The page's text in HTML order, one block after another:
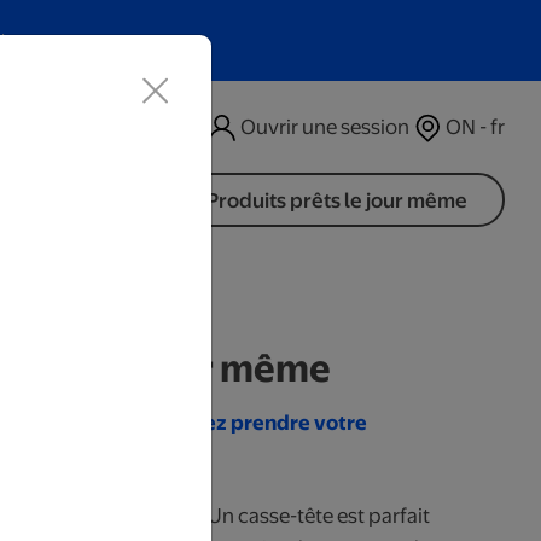
Ouvrir une session ON - fr
Produits prêts le jour même
prêts le jour même
avant 14 h et passez prendre votre
encore et encore! Un casse-tête est parfait